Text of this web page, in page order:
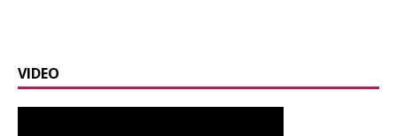
VIDEO